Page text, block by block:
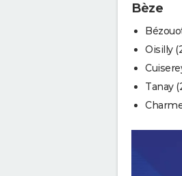
Bèze
Oisilly
Tanay